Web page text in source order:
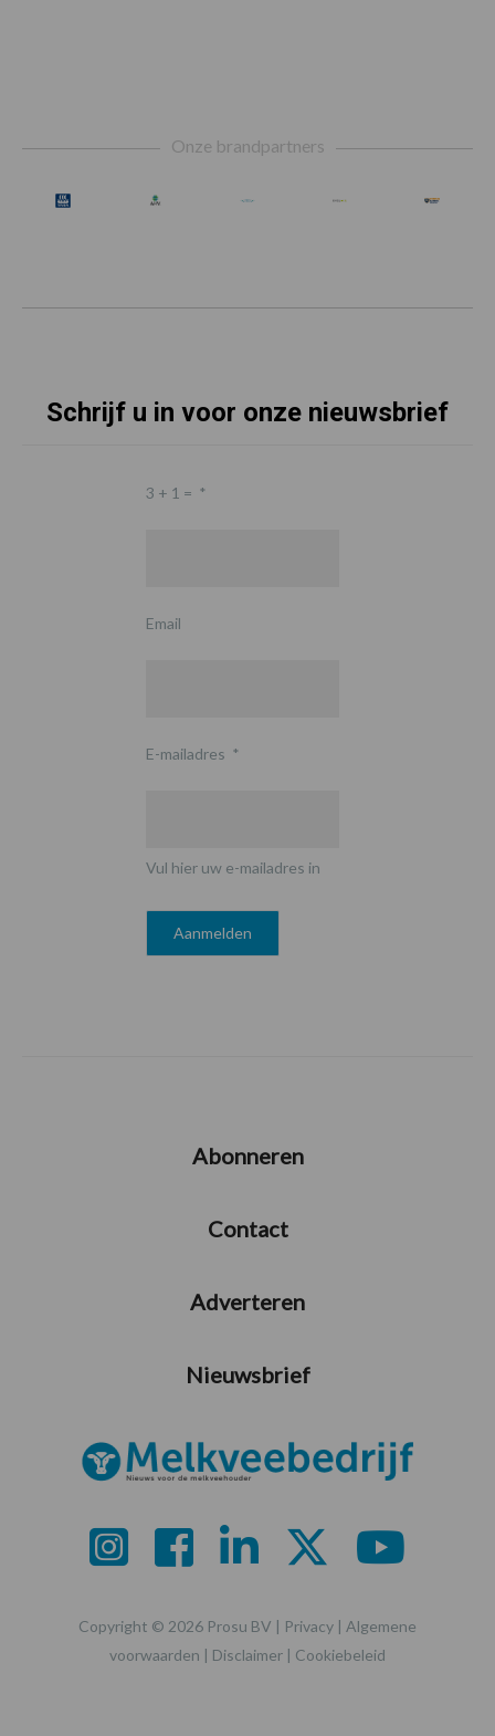
Onze brandpartners
Schrijf u in voor onze nieuwsbrief
3 + 1 = *
Email
E-mailadres *
Vul hier uw e-mailadres in
Abonneren
Contact
Adverteren
Nieuwsbrief
Copyright © 2026 Prosu BV | Privacy | Algemene
voorwaarden | Disclaimer | Cookiebeleid